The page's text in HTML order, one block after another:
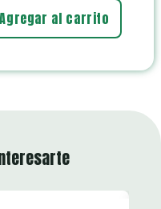
Agregar al carrito